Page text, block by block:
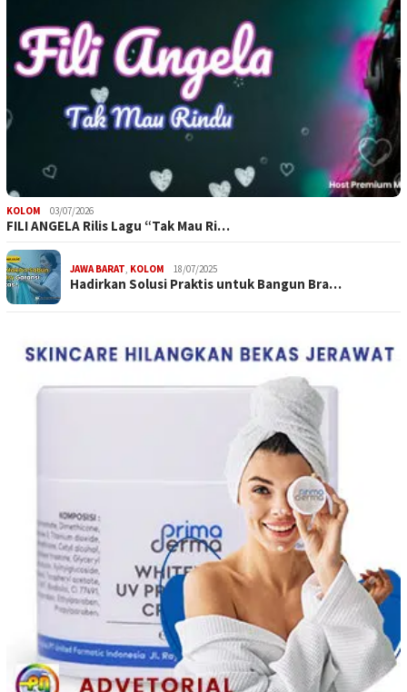
KOLOM 03/07/2026
FILI ANGELA Rilis Lagu “Tak Mau Ri…
JAWA BARAT, KOLOM 18/07/2025
Hadirkan Solusi Praktis untuk Bangun Bra…